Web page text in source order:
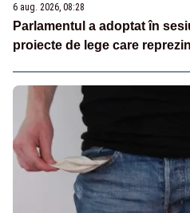
6 aug. 2026, 08:28
Parlamentul a adoptat în
proiecte de lege care